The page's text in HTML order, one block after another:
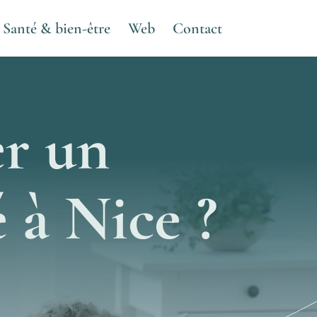
Santé & bien-être Web Contact
un
Nice ?